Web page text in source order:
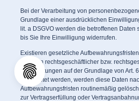
Bei der Verarbeitung von
Grundlage einer ausdrücklichen
lit. a DSGVO werden die betroffenen Daten
bis Sie Ihre Einwilligung widerrufen.
Existieren gesetzliche
Rahmen rechtsgeschäftlicher bzw.
Verpflichtungen auf der Grundlage von Art.
verarbeitet werden, werden diese Daten
Aufbewahrungsfristen routinemäßig
zur Vertragserfüllung oder